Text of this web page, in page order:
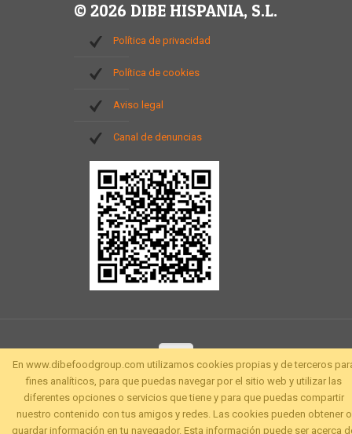
© 2026 DIBE HISPANIA, S.L.
Política de privacidad
Política de cookies
Aviso legal
Canal de denuncias
En www.dibefoodgroup.com utilizamos cookies propias y de terceros
fines analíticos, para que puedas navegar por el sitio web y utilizar las
diferentes opciones o servicios que tiene y para que puedas compartir
nuestro contenido con tus amigos y redes. Las cookies pueden obtener o
guardar información en tu navegador. Esta información puede ser acerca